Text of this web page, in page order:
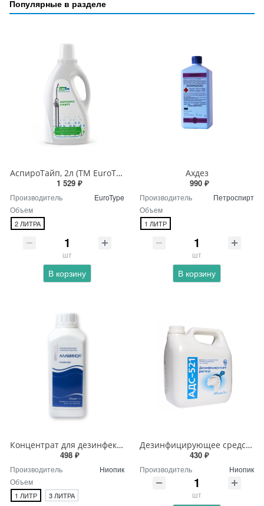
Популярные в разделе
АспироТайп, 2л (ТМ EuroType)
1 529 ₽
Производитель
EuroType
Объем
2 ЛИТРА
шт
В корзину
Ахдез
990 ₽
Производитель
Петроспирт
Объем
1 ЛИТР
шт
В корзину
Концентрат для дезинфекции Аламинол
498 ₽
Производитель
Ниопик
Объем
1 ЛИТР 3 ЛИТРА
Дезинфицирующее средство АДС-521
430 ₽
Производитель Ниопик
шт